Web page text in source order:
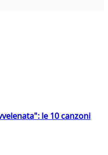
le 10 canzoni